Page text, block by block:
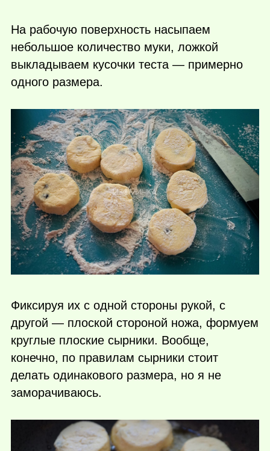
На рабочую поверхность насыпаем
небольшое количество муки, ложкой
выкладываем кусочки теста — примерно
одного размера.
Фиксируя их с одной стороны рукой, с
другой — плоской стороной ножа, формуем
круглые плоские сырники. Вообще,
конечно, по правилам сырники стоит
делать одинакового размера, но я не
заморачиваюсь.